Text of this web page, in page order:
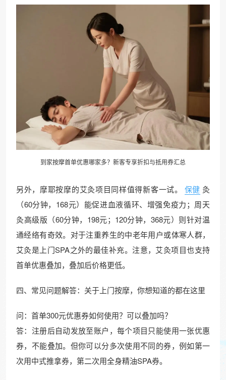
到家按摩首单优惠哪家多？新客专享折扣与抵用券汇总
另外，摩耶按摩的艾灸项目同样值得新客一试。 保健 灸
（60分钟，168元）能促进血液循环、增强免疫力；周天
灸高级版（60分钟，198元；120分钟，368元）则针对温
通经络有奇效。对于注重养生的中老年用户或体寒人群，
艾灸是上门SPA之外的最佳补充。注意，艾灸项目也支持
首单优惠叠加，叠加后价格更低。
四、常见问题解答：关于上门按摩，你想知道的都在这里
问：首单300元优惠券如何使用？可以叠加吗？
答：注册后自动发放至账户，每个项目只能使用一张优惠
券，不能叠加。但你可以分多次使用不同的券，例如第一
次用中式推拿券，第二次用全身精油SPA券。